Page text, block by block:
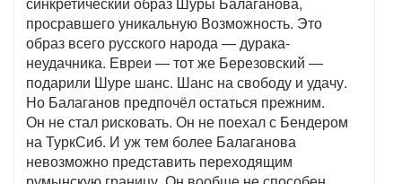
просравшего уникальную Возможность. Это
образ всего русского народа — дурака-
неудачника. Евреи — тот же Березовский —
подарили Шуре шанс. Шанс на свободу и удачу.
Но Балаганов предпочёл остаться прежним.
Он не стал рисковать. Он не поехал с Бендером
на ТуркСиб. И уж тем более Балаганова
невозможно представить переходящим